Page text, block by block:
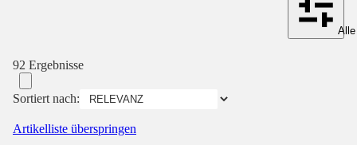
92 Ergebnisse
Sortiert nach:
Artikelliste überspringen